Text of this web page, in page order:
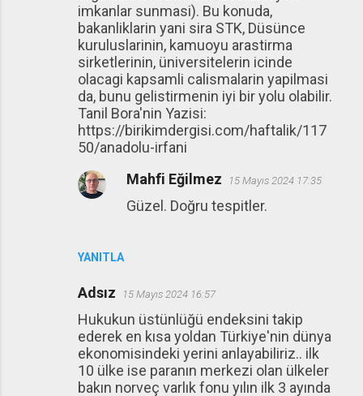
imkanlar sunmasi). Bu konuda,
bakanliklarin yani sira STK, Düsünce
kuruluslarinin, kamuoyu arastirma
sirketlerinin, üniversitelerin icinde
olacagi kapsamli calismalarin yapilmasi
da, bunu gelistirmenin iyi bir yolu olabilir.
Tanil Bora'nin Yazisi:
https://birikimdergisi.com/haftalik/117
50/anadolu-irfani
YANITLA
Mahfi Eğilmez 15 Mayıs 2024 17:35
Güzel. Doğru tespitler.
Adsız 15 Mayıs 2024 16:57
Hukukun üstünlüğü endeksini takip
ederek en kısa yoldan Türkiye'nin dünya
ekonomisindeki yerini anlayabiliriz.. ilk
10 ülke ise paranın merkezi olan ülkeler
bakın norveç varlık fonu yılın ilk 3 ayında